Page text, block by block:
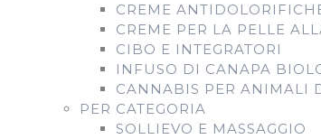
CREME
CREME PER LA PELLE
CIBO E INTEGRATORI
INFUSO DI CANAPA
CANNABIS PER ANIMALI
PER CATEGORIA
SOLLIEVO E MASSAGGIO